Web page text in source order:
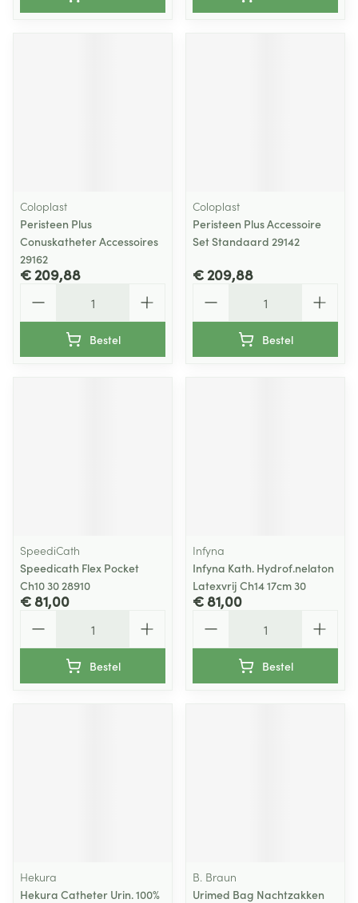
Coloplast
Peristeen Plus
Conuskatheter Accessoires
29162
€ 209,88
Bestel
Coloplast
Peristeen Plus Accessoire
Set Standaard 29142
€ 209,88
Bestel
SpeediCath
Speedicath Flex Pocket
Ch10 30 28910
€ 81,00
Bestel
Infyna
Infyna Kath. Hydrof.nelaton
Latexvrij Ch14 17cm 30
€ 81,00
Bestel
Hekura
Hekura Catheter Urin. 100%
B. Braun
Urimed Bag Nachtzakken